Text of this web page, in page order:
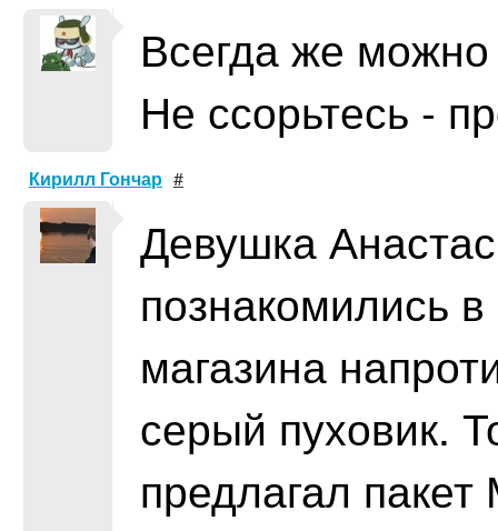
Всегда же
Не ссорьтесь -
Кирилл Гончар #
Девушка
познакомились
магазина
серый пуховик.
предлагал